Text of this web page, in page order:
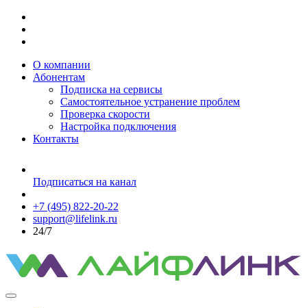
О компании
Абонентам
Подписка на сервисы
Самостоятельное устранение проблем
Проверка скорости
Настройка подключения
Контакты
Подписаться на канал
+7 (495) 822-20-22
support@lifelink.ru
24/7